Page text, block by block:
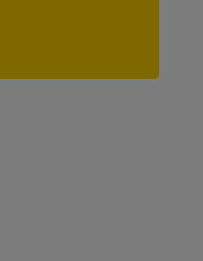
política de
su ciudad.